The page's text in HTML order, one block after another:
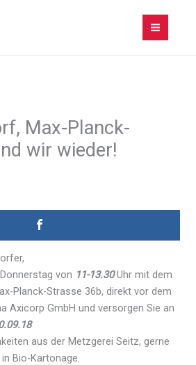
Max-Planck-
wir wieder!
von 11-13.30Uhr mit dem
Planck-Strasse 36b, direkt vor dem
Axicorp GmbH und versorgen Sie an
aus der Metzgerei Seitz, gerne
Bio-Kartonage.